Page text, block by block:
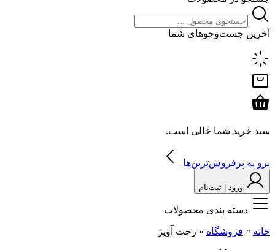
آخرین جست‌وجوهای شما
سبد خرید شما خالی است.
برو به پرفروش‌ترین‌ها
ورود | ثبت‌نام
دسته بندی محصولات
خانه » فروشگاه » رخت آویز